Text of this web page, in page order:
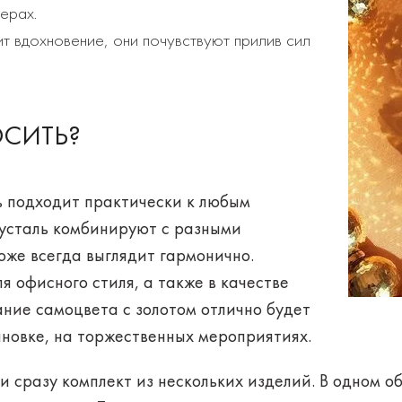
вдохновение, они почувствуют прилив сил
подходит практически к любым
комбинируют с разными
всегда выглядит гармонично.
офисного стиля, а также в качестве
самоцвета с золотом отлично будет
на торжественных мероприятиях.
сразу комплект из нескольких изделий. В одном